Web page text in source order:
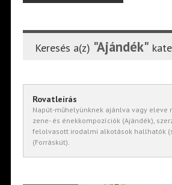
Keresés a(z) "Ajándék"
Rovatleírás
Napút-műhelyünknek ajánlva vagy eleve
zene- és énekkompozíciók (Ajándék),
felolvasott irodalmi alkotások hallhatók
(Forráskút).